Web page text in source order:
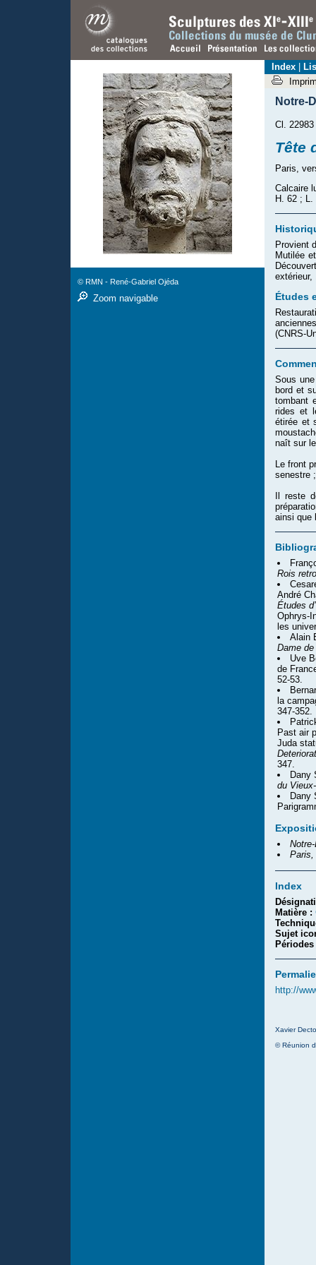
Notre-
Cl. 22983
Tête
Paris,
Calcaire
H. 62 ;
Provient
Mutilée
extérieur,
Études
(CNRS-
Sous
bord et
tombant
rides et
étirée et
naît sur
Le front
senestre
Il reste
ainsi que
Rois
André
Études
Ophrys-
les
Alain
Dame
Uve
de
52-53.
la
347-352.
Past air
Juda
347.
Dany
du
Dany
Paris,
Index
Matière :
Sujet
http://
Xavier
© Réunion
© RMN - René-Gabriel Ojéda
Zoom navigable
Index